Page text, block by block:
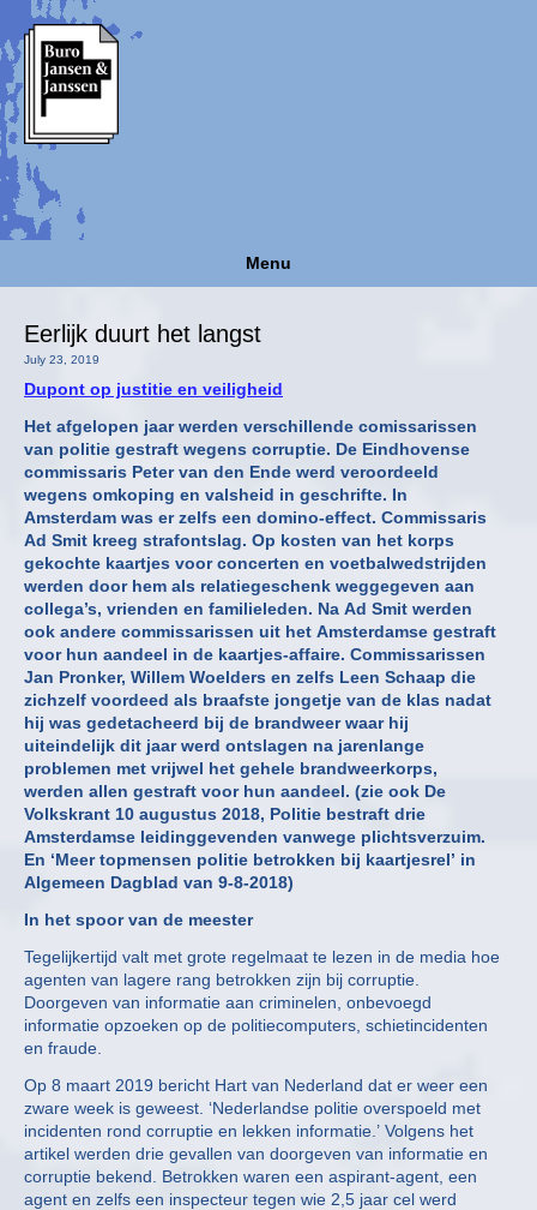
Menu
Eerlijk duurt het langst
July 23, 2019
Dupont op justitie en veiligheid
Het afgelopen jaar werden verschillende comissarissen
van politie gestraft wegens corruptie. De Eindhovense
commissaris Peter van den Ende werd veroordeeld
wegens omkoping en valsheid in geschrifte. In
Amsterdam was er zelfs een domino-effect. Commissaris
Ad Smit kreeg strafontslag. Op kosten van het korps
gekochte kaartjes voor concerten en voetbalwedstrijden
werden door hem als relatiegeschenk weggegeven aan
collega’s, vrienden en familieleden. Na Ad Smit werden
ook andere commissarissen uit het Amsterdamse gestraft
voor hun aandeel in de kaartjes-affaire. Commissarissen
Jan Pronker, Willem Woelders en zelfs Leen Schaap die
zichzelf voordeed als braafste jongetje van de klas nadat
hij was gedetacheerd bij de brandweer waar hij
uiteindelijk dit jaar werd ontslagen na jarenlange
problemen met vrijwel het gehele brandweerkorps,
werden allen gestraft voor hun aandeel. (zie ook De
Volkskrant 10 augustus 2018, Politie bestraft drie
Amsterdamse leidinggevenden vanwege plichtsverzuim.
En ‘Meer topmensen politie betrokken bij kaartjesrel’ in
Algemeen Dagblad van 9-8-2018)
In het spoor van de meester
Tegelijkertijd valt met grote regelmaat te lezen in de media hoe
agenten van lagere rang betrokken zijn bij corruptie.
Doorgeven van informatie aan criminelen, onbevoegd
informatie opzoeken op de politiecomputers, schietincidenten
en fraude.
Op 8 maart 2019 bericht Hart van Nederland dat er weer een
zware week is geweest. ‘Nederlandse politie overspoeld met
incidenten rond corruptie en lekken informatie.’ Volgens het
artikel werden drie gevallen van doorgeven van informatie en
corruptie bekend. Betrokken waren een aspirant-agent, een
agent en zelfs een inspecteur tegen wie 2,5 jaar cel werd